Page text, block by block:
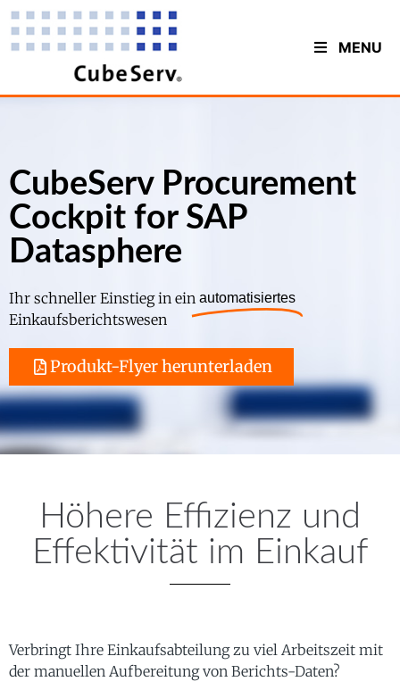
MENU
CubeServ Procurement
Cockpit for SAP
Datasphere
Ihr schneller Einstieg in ein automatisiertes
Einkaufsberichtswesen
Produkt-Flyer herunterladen
Höhere Effizienz und
Effektivität im Einkauf
Verbringt Ihre Einkaufsabteilung zu viel Arbeitszeit mit
der manuellen Aufbereitung von Berichts-Daten?